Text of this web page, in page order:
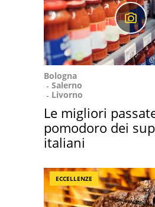
Bologna
Salerno
Livorno
Le migliori
pomodoro dei
italiani
ECCELLENZE